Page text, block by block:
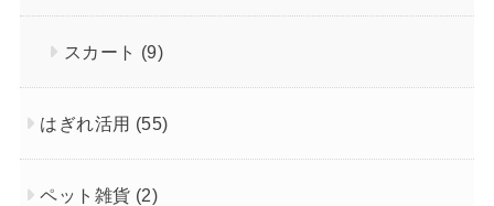
スカート (9)
はぎれ活用 (55)
ペット雑貨 (2)